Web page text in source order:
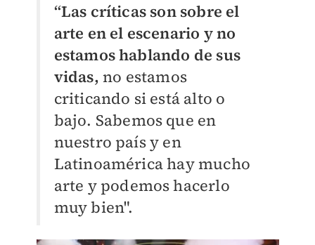
“Las críticas son sobre el
arte en el escenario y no
estamos hablando de sus
vidas, no estamos
criticando si está alto o
bajo. Sabemos que en
nuestro país y en
Latinoamérica hay mucho
arte y podemos hacerlo
muy bien".